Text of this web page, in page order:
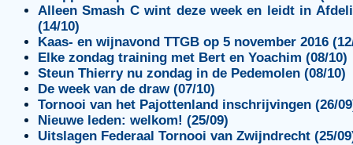
Alleen Smash C wint deze week en leidt in
(14/10)
Kaas- en wijnavond TTGB op 5 november 2016
Elke zondag training met Bert en Yoachim (08/10)
Steun Thierry nu zondag in de Pedemolen (08/10)
De week van de draw (07/10)
Tornooi van het Pajottenland inschrijvingen (26/
Nieuwe leden: welkom! (25/09)
Uitslagen Federaal Tornooi van Zwijndrecht (25/